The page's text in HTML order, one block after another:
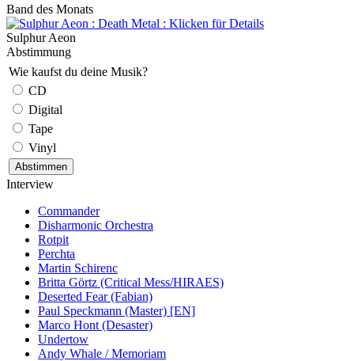
Band des Monats
Sulphur Aeon
Abstimmung
Wie kaufst du deine Musik?
CD
Digital
Tape
Vinyl
Interview
Commander
Disharmonic Orchestra
Rotpit
Perchta
Martin Schirenc
Britta Görtz (Critical Mess/HIRAES)
Deserted Fear (Fabian)
Paul Speckmann (Master) [EN]
Marco Hont (Desaster)
Undertow
Andy Whale / Memoriam